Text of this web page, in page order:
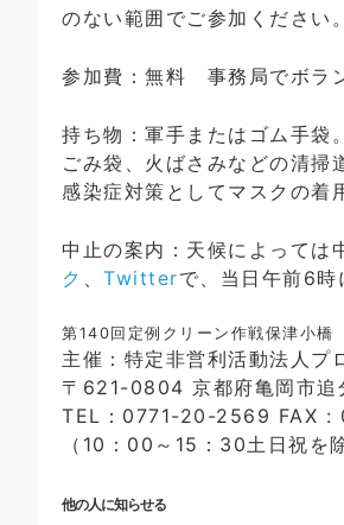
のない範囲でご参加ください。
参加費：無料 事務局でボラ
持ち物：軍手またはゴム手袋
ごみ袋、火ばさみなどの清掃
感染症対策としてマスクの着
中止の案内：天候によっては
ク 、 Twitterで、当日午前6時
第140回定例クリーン作戦保津小橋
主催：特定非営利活動法人プ
〒621-0804 京都府亀岡市追
TEL：0771-20-2569 FAX :
（10：00～15：30土日祝を
他の人に知らせる